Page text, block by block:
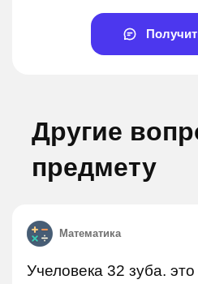
Другие
предмету
Математика
Учеловека 32 зуба.